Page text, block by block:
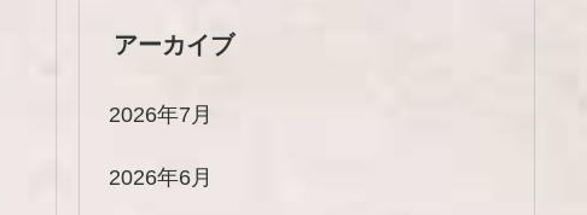
アーカイブ
2026年7月
2026年6月